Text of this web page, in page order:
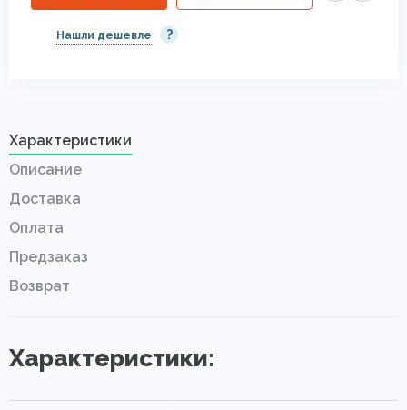
Нашли дешевле ?
Характеристики
Описание
Доставка
Оплата
Предзаказ
Возврат
Характеристики: